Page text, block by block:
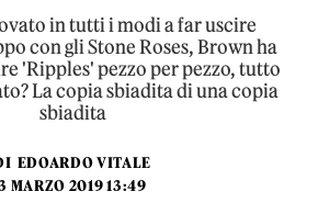
in tutti i modi a far uscire
con gli Stone Roses, Brown ha
'Ripples' pezzo per pezzo, tutto
La copia sbiadita di una copia
sbiadita
EDOARDO VITALE
MARZO 2019 13:49